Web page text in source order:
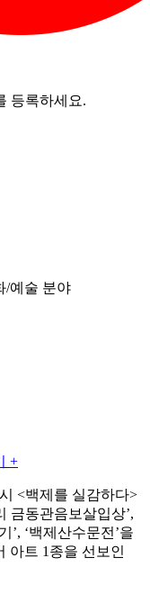
등록하세요.
/예술 분야
+
<백제를 실감하다>
금동관음보살입상’,
’, ‘백제산수문전’을
아트 1종을 선보인